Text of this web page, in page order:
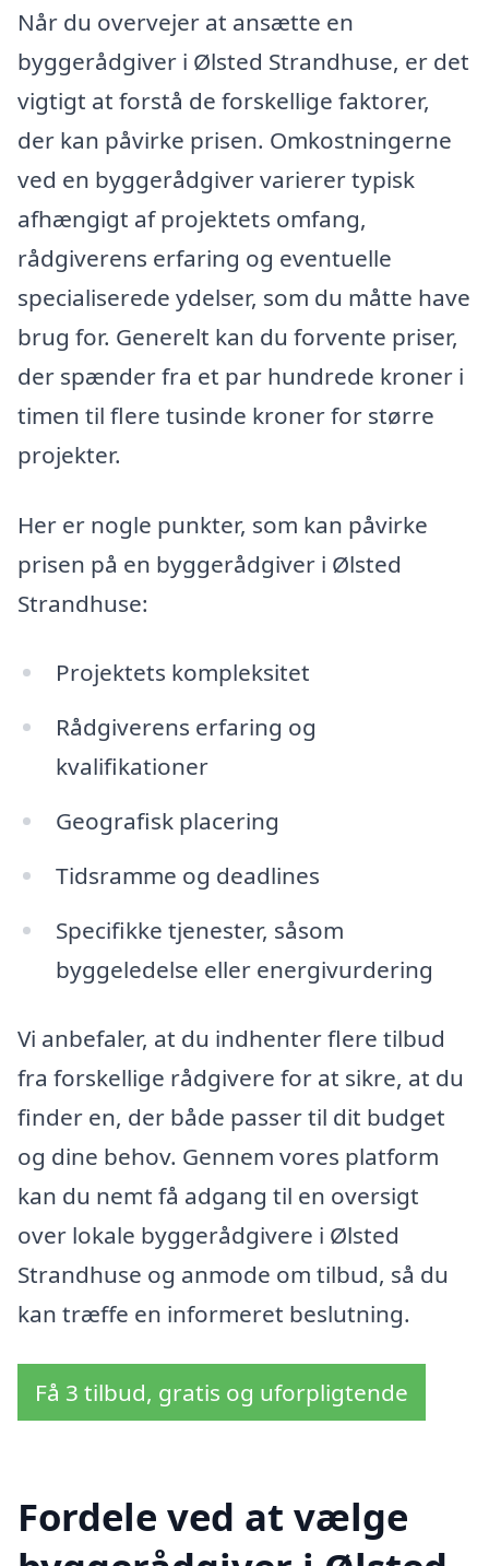
Når du overvejer at ansætte en
byggerådgiver i Ølsted Strandhuse, er det
vigtigt at forstå de forskellige faktorer,
der kan påvirke prisen. Omkostningerne
ved en byggerådgiver varierer typisk
afhængigt af projektets omfang,
rådgiverens erfaring og eventuelle
specialiserede ydelser, som du måtte have
brug for. Generelt kan du forvente priser,
der spænder fra et par hundrede kroner i
timen til flere tusinde kroner for større
projekter.
Her er nogle punkter, som kan påvirke
prisen på en byggerådgiver i Ølsted
Strandhuse:
Projektets kompleksitet
Rådgiverens erfaring og
kvalifikationer
Geografisk placering
Tidsramme og deadlines
Specifikke tjenester, såsom
byggeledelse eller energivurdering
Vi anbefaler, at du indhenter flere tilbud
fra forskellige rådgivere for at sikre, at du
finder en, der både passer til dit budget
og dine behov. Gennem vores platform
kan du nemt få adgang til en oversigt
over lokale byggerådgivere i Ølsted
Strandhuse og anmode om tilbud, så du
kan træffe en informeret beslutning.
Få 3 tilbud, gratis og uforpligtende
Fordele ved at vælge